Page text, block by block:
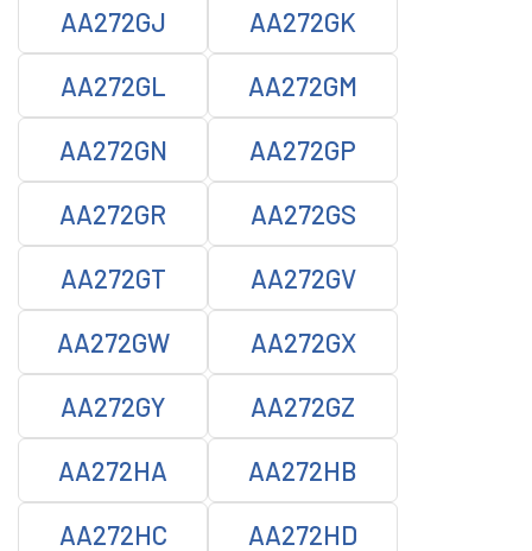
AA272GJ AA272GK
AA272GL AA272GM
AA272GN AA272GP
AA272GR AA272GS
AA272GT AA272GV
AA272GW AA272GX
AA272GY AA272GZ
AA272HA AA272HB
AA272HC AA272HD